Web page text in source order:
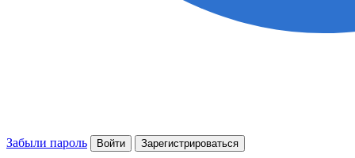
Забыли пароль Войти Зарегистрироваться